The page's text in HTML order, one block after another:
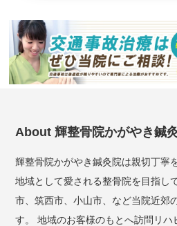
About 輝整骨院かがやき鍼
輝整骨院かがやき鍼灸院は親切丁寧
地域として愛される整骨院を目指し
市、筑西市、小山市、など当院近郊
す。 地域のお客様のもとへ訪問リハ